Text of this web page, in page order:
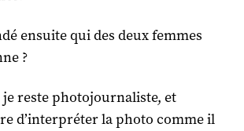
ensuite qui des deux femmes
?
je reste photojournaliste, et
d’interpréter la photo comme il